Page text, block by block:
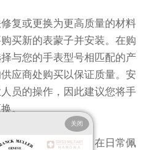
或更换为更高质量的材料
买新的表蒙子并安装。在购
与您的手表型号相匹配的产
应商处购买以保证质量。安
员的操作，因此建议您将手
。
子的使用寿命，在日常佩
关闭